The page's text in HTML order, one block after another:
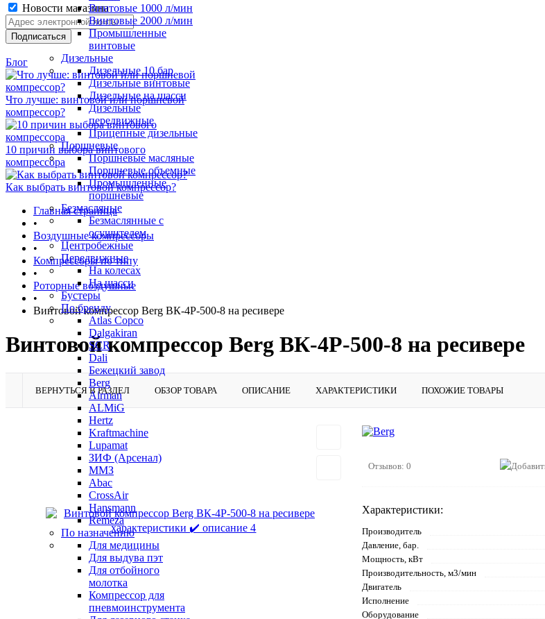
Винтовые 1000 л/мин
Винтовые 2000 л/мин
Промышленные
винтовые
Дизельные
Дизельные 10 бар
Дизельные винтовые
Дизельные на шасси
Дизельные
передвижные
Прицепные дизельные
Поршневые
Поршневые масляные
Поршневые объемные
Промышленные
поршневые
Безмасляные
Безмаслянные с
осушителем
Центробежные
Передвижные
На колесах
На шасси
Бустеры
По бренду
Atlas Copco
Dalgakiran
SCR
Dali
Бежецкий завод
Berg
Airman
ALMiG
Hertz
Kraftmachine
Lupamat
ЗИФ (Арсенал)
ММЗ
Abac
CrossAir
Hansmann
Remeza
По назначению
Для медицины
Для выдува пэт
Для отбойного
молотка
Компрессор для
пневмоинструмента
Новости магазина
Блог
Что лучше: винтовой или поршневой
компрессор?
10 причин выбора винтового
компрессора
Как выбрать винтовой компрессор?
Главная страница
•
Воздушные компрессоры
•
Компрессоры по типу
•
Роторные воздушные
•
Винтовой компрессор Berg ВК-4Р-500-8 на ресивере
Винтовой компрессор Berg ВК-4Р-500-8 на ресивере
ВЕРНУТЬСЯ В РАЗДЕЛ ОБЗОР ТОВАРА ОПИСАНИЕ ХАРАКТЕРИСТИКИ ПОХОЖИЕ ТОВАРЫ
Отзывов: 0
Характеристики:
Производитель
Давление, бар.
Мощность, кВт
Производительность, м3/мин
Двигатель
Исполнение
Оборудование